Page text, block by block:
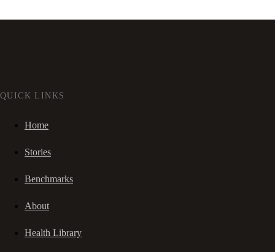
QUICK LINKS
Home
Stories
Benchmarks
About
Health Library